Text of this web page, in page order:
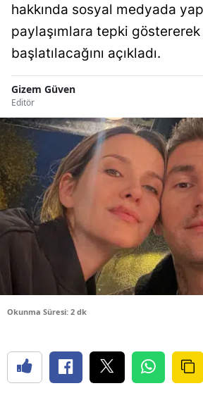
hakkında sosyal medyada
paylaşımlara tepki
başlatılacağını açıkladı.
Gizem Güven
Editör
Okunma Süresi: 2 dk